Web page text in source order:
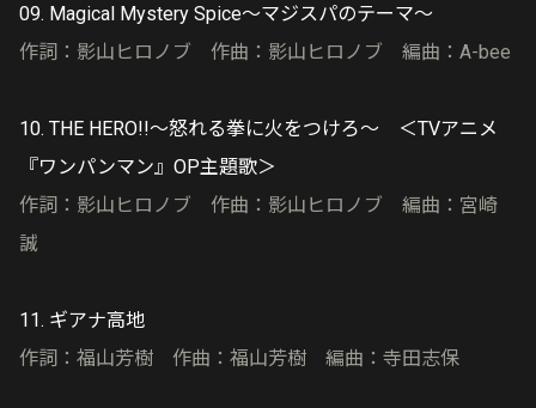
09. Magical Mystery Spice～マジスパのテーマ～
作詞：影山ヒロノブ 作曲：影山ヒロノブ 編曲：A-bee
10. THE HERO!!～怒れる拳に火をつけろ～ ＜TVアニメ
『ワンパンマン』OP主題歌＞
作詞：影山ヒロノブ 作曲：影山ヒロノブ 編曲：宮崎
誠
11. ギアナ高地
作詞：福山芳樹 作曲：福山芳樹 編曲：寺田志保